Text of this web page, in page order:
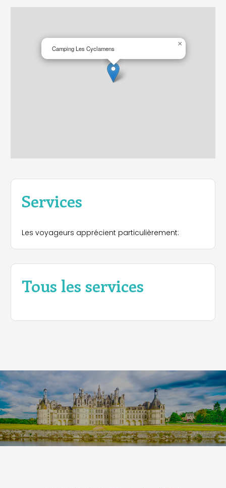
Camping Les Cyclamens
×
Services
Les voyageurs apprécient particulièrement:
Tous les services